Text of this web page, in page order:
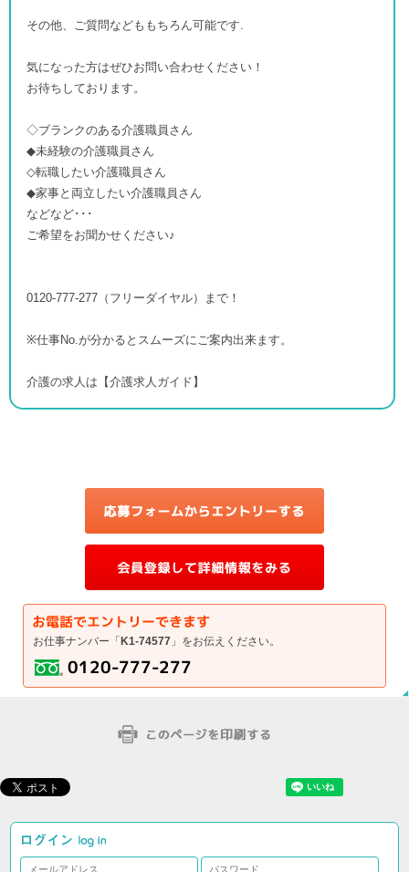
その他、ご質問などももちろん可能です.
気になった方はぜひお問い合わせください！
お待ちしております。
◇ブランクのある介護職員さん
◆未経験の介護職員さん
◇転職したい介護職員さん
◆家事と両立したい介護職員さん
などなど･･･
ご希望をお聞かせください♪
0120-777-277（フリーダイヤル）まで！
※仕事No.が分かるとスムーズにご案内出来ます。
介護の求人は【介護求人ガイド】
お仕事ナンバー「 K1-74577 」をお伝えください。